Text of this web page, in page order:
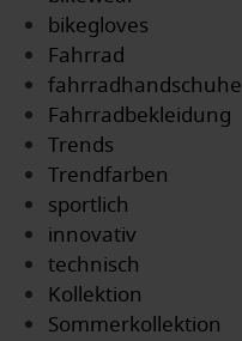
bikegloves
Fahrrad
fahrradhandschuhe
Fahrradbekleidung
Trends
Trendfarben
sportlich
innovativ
technisch
Kollektion
Sommerkollektion